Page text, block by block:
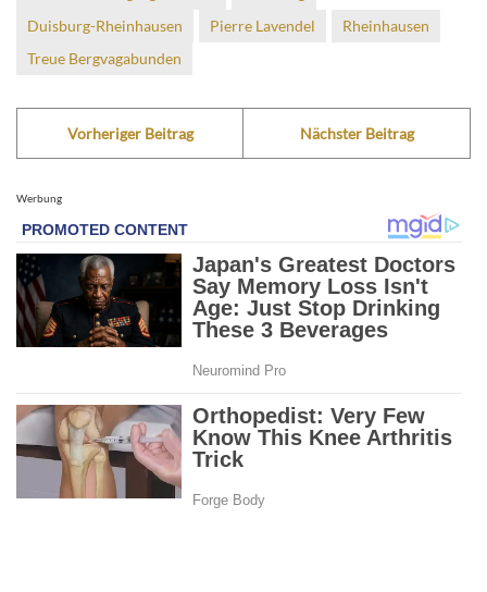
Duisburg-Rheinhausen
Pierre Lavendel
Rheinhausen
Treue Bergvagabunden
Vorheriger Beitrag Nächster Beitrag
Werbung